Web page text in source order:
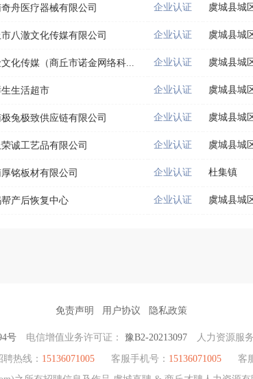
舟医疗器械有限公司 企业认证 虞城县城
八澈文化传媒有限公司 企业认证 虞城县城
化传媒（商丘市诺金网络科... 企业认证 虞城县城
生生活超市 企业认证 虞城县城
兔极致供应链有限公司 企业认证 虞城县城
诚工艺品有限公司 企业认证 虞城县城
铭板材有限公司 企业认证 杜集镇
产后恢复中心 企业认证 虞城县城
免责声明 用户协议 隐私政策
号 电信增值业务许可证： 豫B2-20213097 人力资源服
聘热线： 15136071005 客服手机号： 15136071005 客